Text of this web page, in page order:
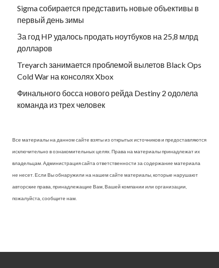
Sigma собирается представить новые объективы в
первый день зимы
За год HP удалось продать ноутбуков на 25,8 млрд
долларов
Treyarch занимается проблемой вылетов Black Ops
Cold War на консолях Xbox
Финального босса нового рейда Destiny 2 одолела
команда из трех человек
Все материалы на данном сайте взяты из открытых источников и предоставляются
исключительно в ознакомительных целях. Права на материалы принадлежат их
владельцам. Администрация сайта ответственности за содержание материала
не несет. Если Вы обнаружили на нашем сайте материалы, которые нарушают
авторские права, принадлежащие Вам, Вашей компании или организации,
пожалуйста, сообщите нам.